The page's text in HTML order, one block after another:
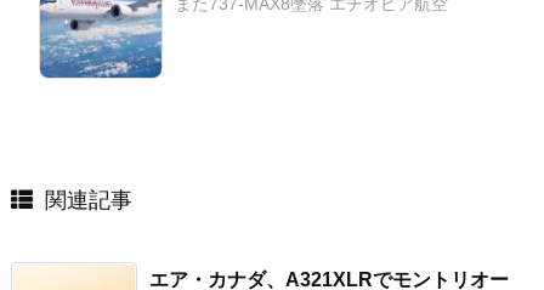
関連記事
エア・カナダ、A321XLRでモントリオー